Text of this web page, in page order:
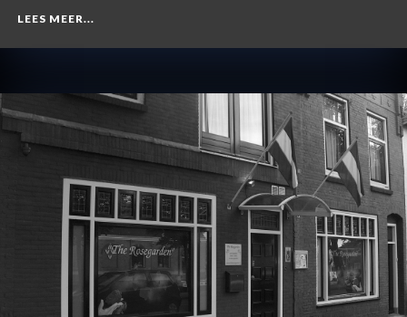
LEES MEER...